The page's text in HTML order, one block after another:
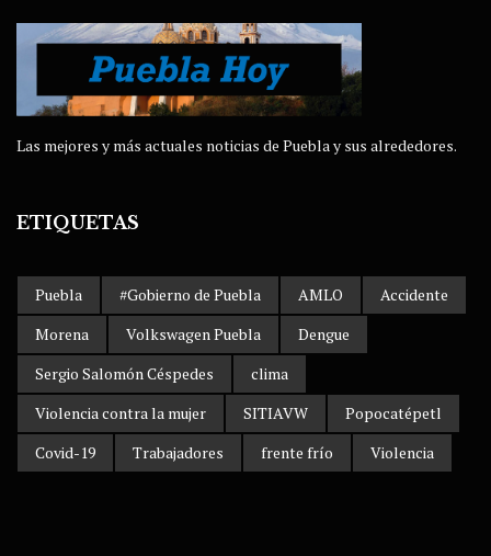
Las mejores y más actuales noticias de Puebla y sus alrededores.
ETIQUETAS
Puebla #Gobierno de Puebla AMLO
Accidente
Morena
Volkswagen Puebla
Dengue
Sergio Salomón Céspedes
clima
Violencia contra la mujer
SITIAVW
Popocatépetl
Covid-19
Trabajadores frente frío Violencia